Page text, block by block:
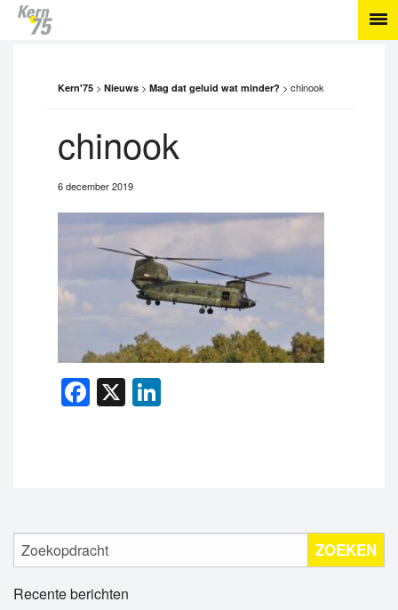
Kern'75 > Nieuws > Mag dat geluid wat minder? > chinook
chinook
6 december 2019
Facebook
X
ZOEKEN
Recente berichten